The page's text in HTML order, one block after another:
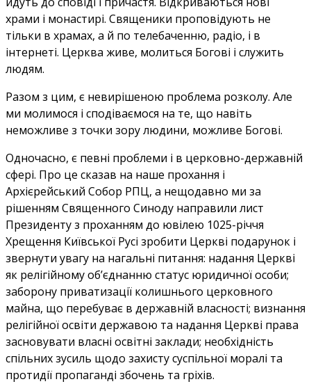
храми і монастирі. Священики проповідують не
тільки в храмах, а й по телебаченню, радіо, і в
інтернеті. Церква живе, молиться Богові і служить
людям.
Разом з цим, є невирішеною проблема розколу. Але
ми молимося і сподіваємося на те, що навіть
неможливе з точки зору людини, можливе Богові.
Одночасно, є певні проблеми і в церковно-державній
сфері. Про це сказав на наше прохання і
Архієрейський Собор РПЦ, а нещодавно ми за
рішенням Священного Синоду направили лист
Президенту з проханням до ювілею 1025-річчя
Хрещення Київської Русі зробити Церкві подарунок і
звернути увагу на нагальні питання: надання Церкві
як релігійному об’єднанню статус юридичної особи;
заборону приватизації колишнього церковного
майна, що перебуває в державній власності; визнання
релігійної освіти державою та надання Церкві права
засновувати власні освітні заклади; необхідність
спільних зусиль щодо захисту суспільної моралі та
протидії пропаганді збочень та гріхів.